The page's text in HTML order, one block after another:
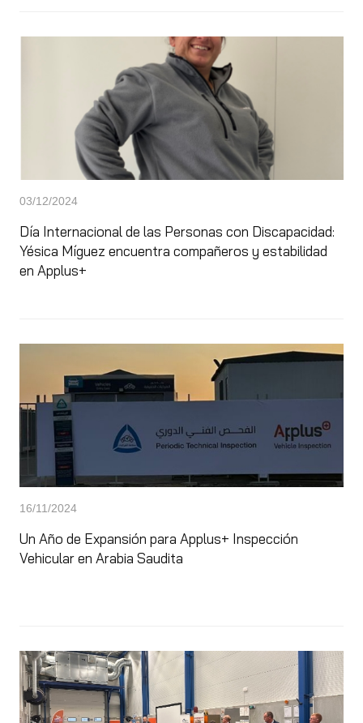
03/12/2024
Día Internacional de las Personas con Discapacidad:
Yésica Míguez encuentra compañeros y estabilidad
en Applus+
16/11/2024
Un Año de Expansión para Applus+ Inspección
Vehicular en Arabia Saudita